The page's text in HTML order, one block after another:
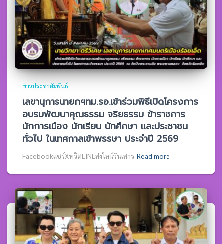
ข่าวประชาสัมพันธ์
เลขานุการนายกฯทม.รอ.เข้าร่วมพิธีเปิดโครงการ
อบรมพัฒนาคุณธรรม จริยธรรม ข้าราชการ
นักการเมือง นักเรียน นักศึกษา และประชาชน
ทั่วไป ในเทศกาลเข้าพรรษา ประจำปี 2569
Facebookแชร์XทวิตLINEส่งไลน์วันเสาร Read more